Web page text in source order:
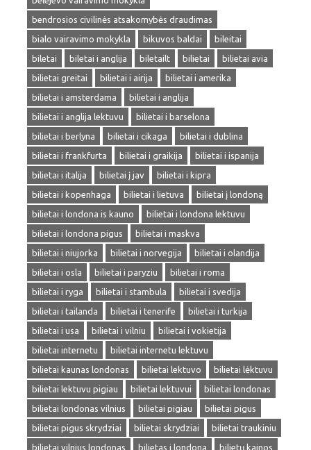
bendrosios civilinės atsakomybės draudimas
bialo vairavimo mokykla
bikuvos baldai
bileitai
biletai
biletai i anglija biletailt bilietai
bilietai avia
bilietai greitai
bilietai i airija
bilietai i amerika
bilietai i amsterdama
bilietai i anglija
bilietai i anglija lektuvu
bilietai i barselona
bilietai i berlyna
bilietai i cikaga
bilietai i dublina
bilietai i frankfurta
bilietai i graikija
bilietai i ispanija
bilietai i italija
bilietai į jav
bilietai i kipra
bilietai i kopenhaga
bilietai i lietuva
bilietai į londoną
bilietai i londona is kauno
bilietai i londona lektuvu
bilietai i londona pigus
bilietai i maskva
bilietai i niujorka
bilietai i norvegija
bilietai i olandija
bilietai i osla
bilietai i paryziu
bilietai i roma
bilietai i ryga
bilietai i stambula
bilietai i svedija
bilietai i tailanda
bilietai i tenerife
bilietai i turkija
bilietai i usa
bilietai i vilniu
bilietai i vokietija
bilietai internetu
bilietai internetu lektuvu
bilietai kaunas londonas
bilietai lektuvo
bilietai lėktuvu
bilietai lektuvu pigiau
bilietai lektuvui
bilietai londonas
bilietai londonas vilnius
bilietai pigiau
bilietai pigus
bilietai pigus skrydziai
bilietai skrydziai
bilietai traukiniu
bilietai vilnius londonas
bilietas i londona
bilietų kainos